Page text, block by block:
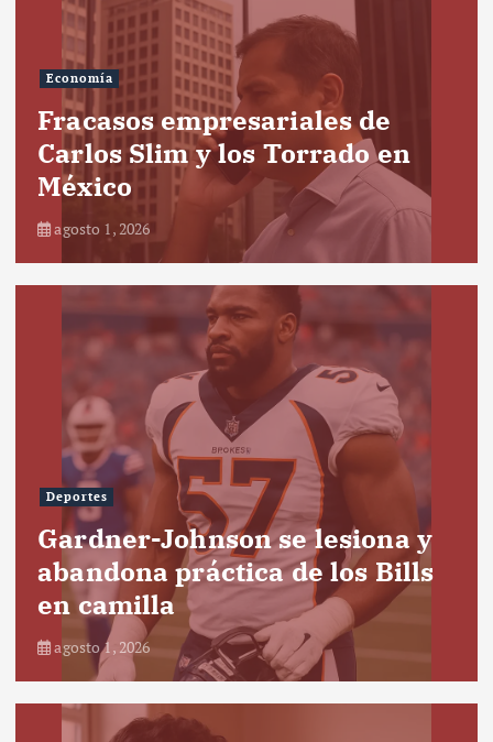
Economía
Fracasos empresariales de
Carlos Slim y los Torrado en
México
agosto 1, 2026
Deportes
Gardner-Johnson se lesiona y
abandona práctica de los Bills
en camilla
agosto 1, 2026